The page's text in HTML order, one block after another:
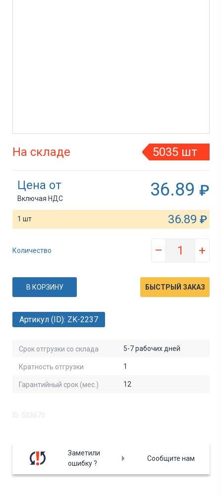
Артикул (ID): ZK-2237
Срок отгрузки со склада 5-7 рабочих дней
Кратность отгрузки 1
Гарантийный срок (мес.) 12
ID: 503670
На складе 5035 шт
Цена от
Включая НДС 36.89 ₽
1 шт 36.89 ₽
Количество – +
В КОРЗИНУ БЫСТРЫЙ ЗАКАЗ
Заметили
ошибку ?
Сообщите нам